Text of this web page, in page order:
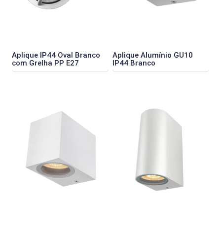
Aplique IP44 Oval Branco
com Grelha PP E27
Aplique Alumínio GU10
IP44 Branco